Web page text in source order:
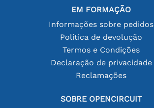
EM FORMAÇÃO
Informações sobre pedidos
Política de devolução
Termos e Condições
Declaração de privacidade
Reclamações
SOBRE OPENCIRCUIT